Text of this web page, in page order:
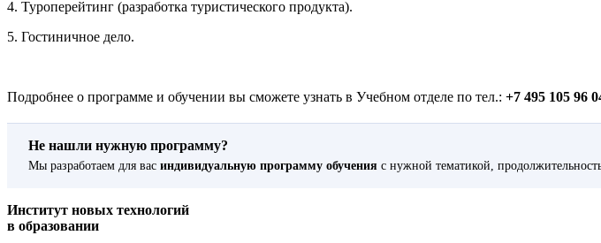
4. Туроперейтинг (разработка туристического продукта).
5. Гостиничное дело.
Подробнее о программе и обучении вы сможете узнать в Учебном отделе по тел.: +7 495 105 96
Не нашли нужную программу?
Мы разработаем для вас индивидуальную программу обучения с нужной тематикой,
Институт новых технологий
в образовании